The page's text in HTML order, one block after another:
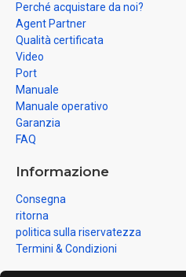
Perché acquistare da noi?
Agent Partner
Qualità certificata
Video
Port
Manuale
Manuale operativo
Garanzia
FAQ
Informazione
Consegna
ritorna
politica sulla riservatezza
Termini & Condizioni